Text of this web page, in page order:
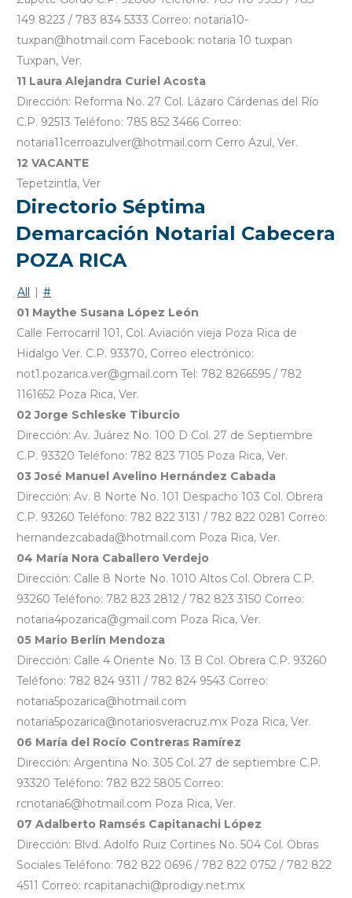
149 8223 / 783 834 5333 Correo: notaria10-
tuxpan@hotmail.com Facebook: notaria 10 tuxpan
Tuxpan, Ver.
11 Laura Alejandra Curiel Acosta
Dirección: Reforma No. 27 Col. Lázaro Cárdenas del Río
C.P. 92513 Teléfono: 785 852 3466 Correo:
notaria11cerroazulver@hotmail.com Cerro Azul, Ver.
12 VACANTE
Tepetzintla, Ver
Directorio Séptima
Demarcación Notarial Cabecera
POZA RICA
All | #
01 Maythe Susana López León
Calle Ferrocarril 101, Col. Aviación vieja Poza Rica de
Hidalgo Ver. C.P. 93370, Correo electrónico:
not1.pozarica.ver@gmail.com Tel: 782 8266595 / 782
1161652 Poza Rica, Ver.
02 Jorge Schleske Tiburcio
Dirección: Av. Juárez No. 100 D Col. 27 de Septiembre
C.P. 93320 Teléfono: 782 823 7105 Poza Rica, Ver.
03 José Manuel Avelino Hernández Cabada
Dirección: Av. 8 Norte No. 101 Despacho 103 Col. Obrera
C.P. 93260 Teléfono: 782 822 3131 / 782 822 0281 Correo:
hernandezcabada@hotmail.com Poza Rica, Ver.
04 María Nora Caballero Verdejo
Dirección: Calle 8 Norte No. 1010 Altos Col. Obrera C.P.
93260 Teléfono: 782 823 2812 / 782 823 3150 Correo:
notaria4pozarica@gmail.com Poza Rica, Ver.
05 Mario Berlín Mendoza
Dirección: Calle 4 Oriente No. 13 B Col. Obrera C.P. 93260
Teléfono: 782 824 9311 / 782 824 9543 Correo:
notaria5pozarica@hotmail.com
notaria5pozarica@notariosveracruz.mx Poza Rica, Ver.
06 María del Rocío Contreras Ramírez
Dirección: Argentina No. 305 Col. 27 de septiembre C.P.
93320 Teléfono: 782 822 5805 Correo:
rcnotaria6@hotmail.com Poza Rica, Ver.
07 Adalberto Ramsés Capitanachi López
Dirección: Blvd. Adolfo Ruiz Cortines No. 504 Col. Obras
Sociales Teléfono: 782 822 0696 / 782 822 0752 / 782 822
4511 Correo: rcapitanachi@prodigy.net.mx